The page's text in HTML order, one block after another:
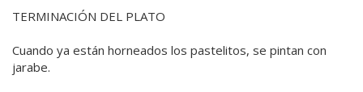
TERMINACIÓN DEL PLATO
Cuando ya están horneados los pastelitos, se pintan con
jarabe.